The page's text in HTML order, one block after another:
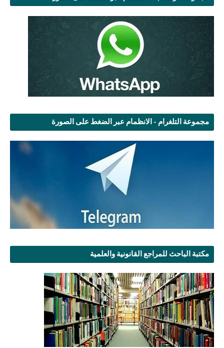
مجموعة التلغرام - الانظمام عبر الضغط على الصورة
مكتبة الباحث للمراجع القانونية والعلمية